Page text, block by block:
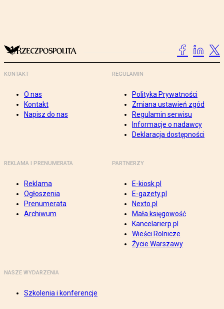
KONTAKT
O nas
Kontakt
Napisz do nas
REGULAMIN
Polityka Prywatności
Zmiana ustawień zgód
Regulamin serwisu
Informacje o nadawcy
Deklaracja dostępności
REKLAMA I PRENUMERATA
Reklama
Ogłoszenia
Prenumerata
Archiwum
PARTNERZY
E-kiosk.pl
E-gazety.pl
Nexto.pl
Mała księgowość
Kancelarierp.pl
Wieści Rolnicze
Życie Warszawy
NASZE WYDARZENIA
Szkolenia i konferencje